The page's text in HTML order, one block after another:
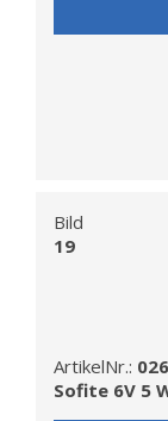
Bild
19
ArtikelNr.:
Sofite 6V 5